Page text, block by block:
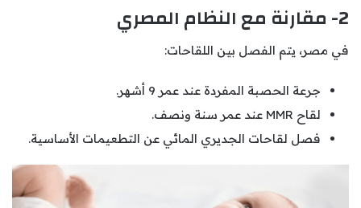
2- مقارنة مع النظام المصري
في مصر، يتم الفصل بين اللقاحات:
جرعة الحصبة المفردة عند عمر 9 أشهر.
لقاح MMR عند عمر سنة ونصف.
فصل لقاحات الجديري المائي عن التطعيمات الأساسية.